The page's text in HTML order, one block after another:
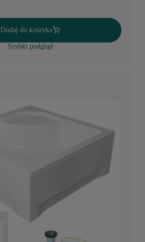
Dodaj do koszyka
Szybki podgląd